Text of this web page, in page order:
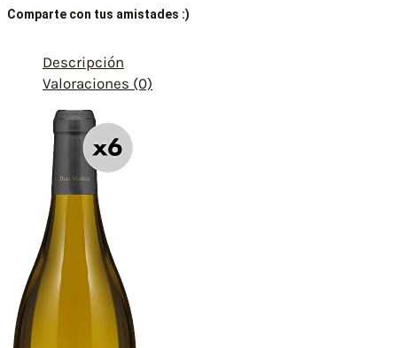
Comparte con tus amistades :)
Descripción
Valoraciones (0)